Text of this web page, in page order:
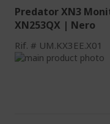
Predator XN3
XN253QX | Nero
Rif. UM.KX3EE.X01
Vai